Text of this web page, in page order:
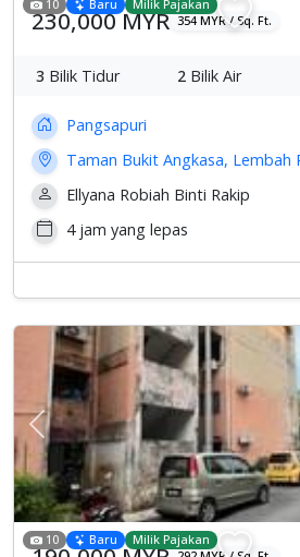
10 Baru Milik Pajakan
230,000 MYR 354 MYR / Sq. Ft.
3 Bilik Tidur 2 Bilik Air
Pangsapuri
Taman Bukit Angkasa, Lembah
Ellyana Robiah Binti Rakip
4 jam yang lepas
Previous
10 Baru Milik Pajakan